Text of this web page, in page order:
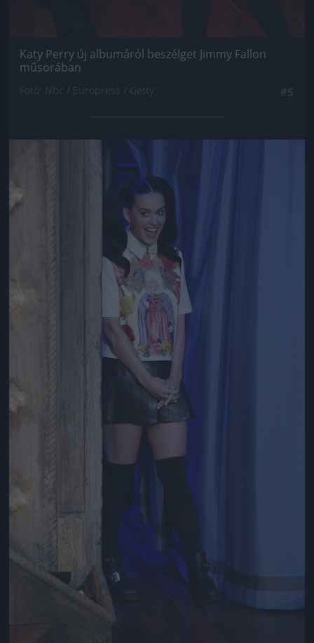
Katy Perry új albumáról beszélget Jimmy Fallon
műsorában
Jön még kép!